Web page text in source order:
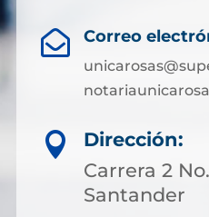
 Correo

Dirección:
Carrera 2
Santander